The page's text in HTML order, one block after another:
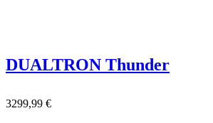
DUALTRON Thunder
3299,99 €